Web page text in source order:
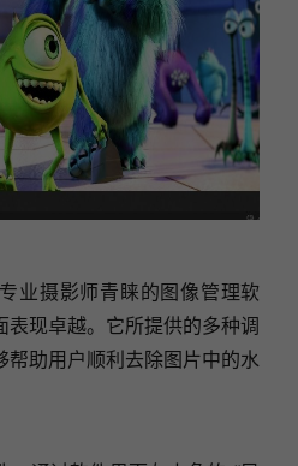
业摄影师青睐的图像管理软
表现卓越。它所提供的多种调
帮助用户顺利去除图片中的水